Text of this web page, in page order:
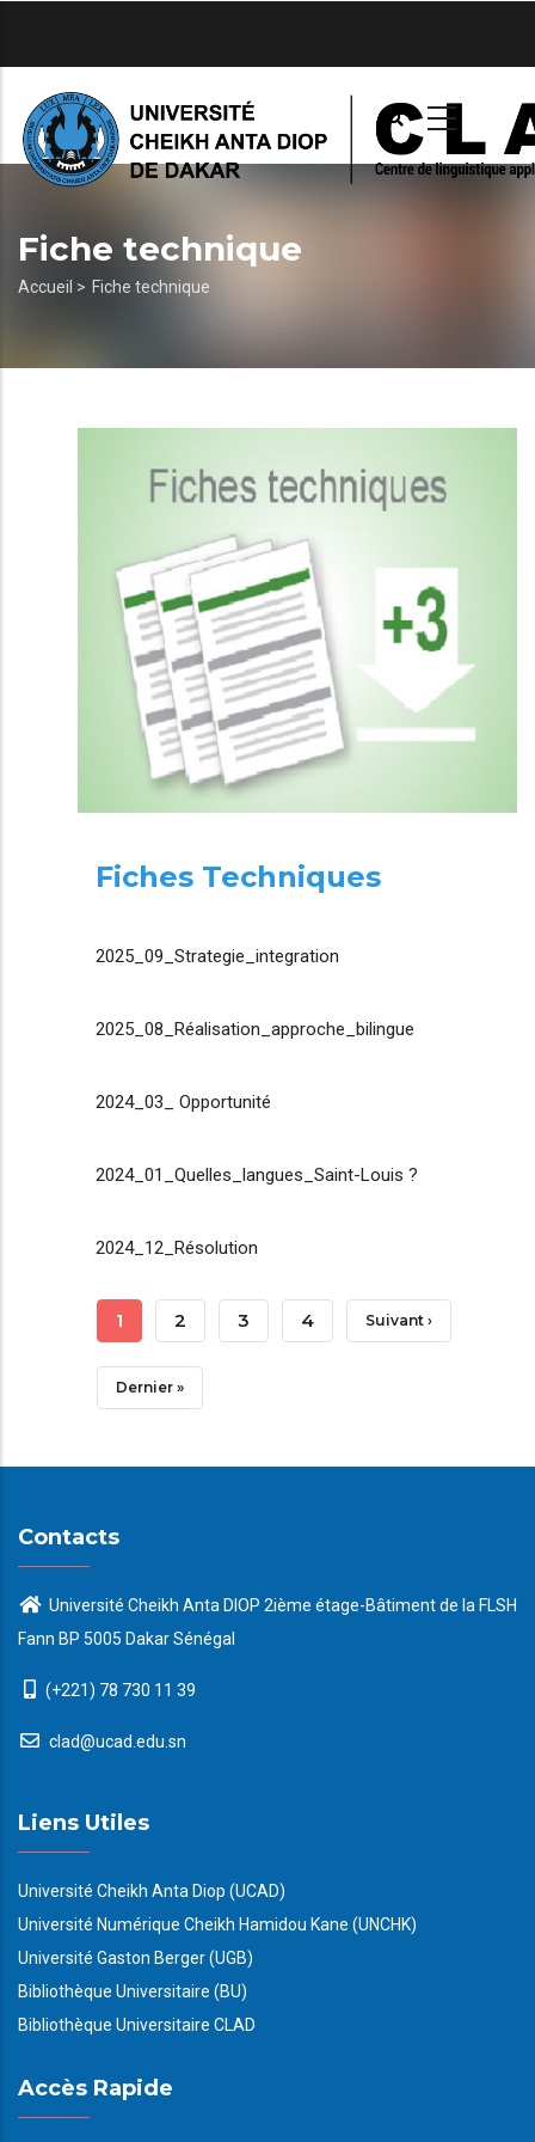
principal
Fiche technique
Fil
Accueil > Fiche technique
Fiches Techniques
2025_09_Strategie_integration
2025_08_Réalisation_approche_bilingue
2024_03_ Opportunité
2024_01_Quelles_langues_Saint-Louis ?
2024_12_Résolution
Pagination
Page
Courante
1 Page
2 Page
3 Page
4 Page
Suivant ›
Dernière
Dernier »
Contacts
Université Cheikh Anta DIOP 2ième étage-Bâtiment de la FLSH
Fann BP 5005 Dakar Sénégal
(+221) 78 730 11 39
clad@ucad.edu.sn
Liens Utiles
Université Cheikh Anta Diop (UCAD)
Université Numérique Cheikh Hamidou Kane (UNCHK)
Université Gaston Berger (UGB)
Bibliothèque Universitaire (BU)
Bibliothèque Universitaire CLAD
Accès Rapide